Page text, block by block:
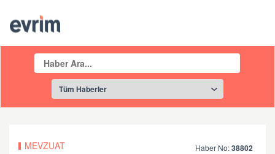
MEVZUAT Haber No:38802